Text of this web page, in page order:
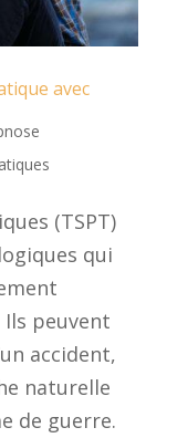
avec
(TSPT)
qui
peuvent
accident,
naturelle
de guerre.